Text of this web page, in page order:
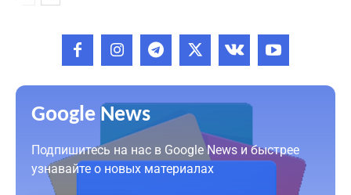
Google News
Подпишитесь на нас в Google News и быстрее
узнавайте о новых материалах